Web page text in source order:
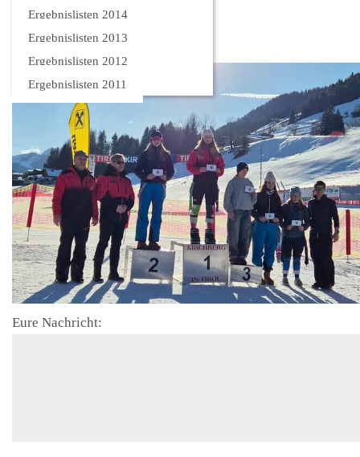
Ergebnislisten 2014
Ergebnislisten 2013
Ergebnislisten 2012
Ergebnislisten 2011
Bilder
Eure Nachricht: